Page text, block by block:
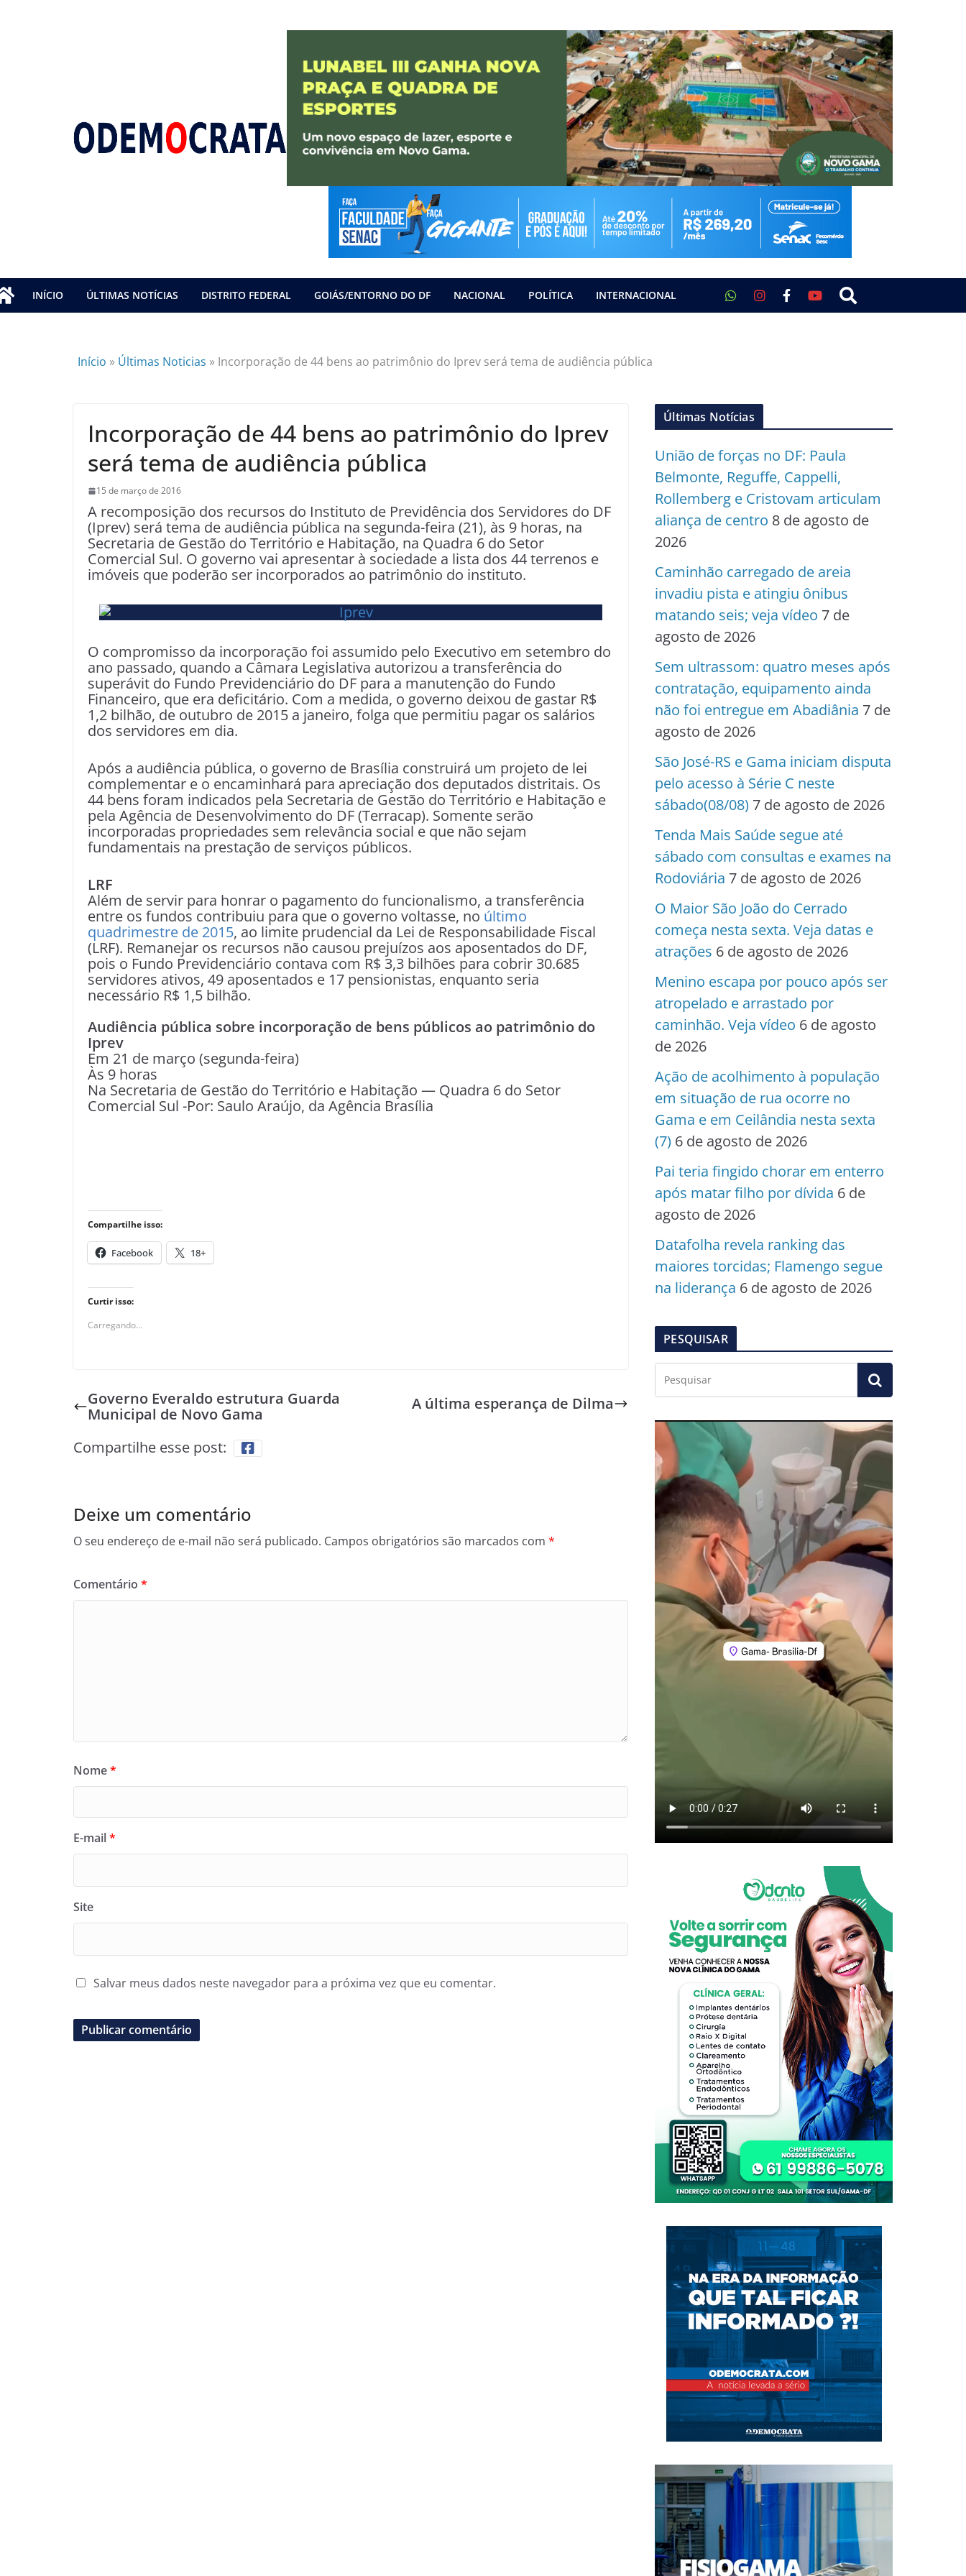
INÍCIO ÚLTIMAS NOTÍCIAS DISTRITO FEDERAL GOIÁS/ENTORNO DO DF NACIONAL POLÍTICA INTERNACIONAL
Início » Últimas Noticias » Incorporação de 44 bens ao patrimônio do Iprev será tema de audiência pública
Incorporação de 44 bens ao patrimônio do Iprev
será tema de audiência pública
15 de março de 2016
A recomposição dos recursos do Instituto de Previdência dos Servidores do DF
(Iprev) será tema de audiência pública na segunda-feira (21), às 9 horas, na
Secretaria de Gestão do Território e Habitação, na Quadra 6 do Setor
Comercial Sul. O governo vai apresentar à sociedade a lista dos 44 terrenos e
imóveis que poderão ser incorporados ao patrimônio do instituto.
O compromisso da incorporação foi assumido pelo Executivo em setembro do
ano passado, quando a Câmara Legislativa autorizou a transferência do
superávit do Fundo Previdenciário do DF para a manutenção do Fundo
Financeiro, que era deficitário. Com a medida, o governo deixou de gastar R$
1,2 bilhão, de outubro de 2015 a janeiro, folga que permitiu pagar os salários
dos servidores em dia.
Após a audiência pública, o governo de Brasília construirá um projeto de lei
complementar e o encaminhará para apreciação dos deputados distritais. Os
44 bens foram indicados pela Secretaria de Gestão do Território e Habitação e
pela Agência de Desenvolvimento do DF (Terracap). Somente serão
incorporadas propriedades sem relevância social e que não sejam
fundamentais na prestação de serviços públicos.
LRF
Além de servir para honrar o pagamento do funcionalismo, a transferência
entre os fundos contribuiu para que o governo voltasse, no último
quadrimestre de 2015, ao limite prudencial da Lei de Responsabilidade Fiscal
(LRF). Remanejar os recursos não causou prejuízos aos aposentados do DF,
pois o Fundo Previdenciário contava com R$ 3,3 bilhões para cobrir 30.685
servidores ativos, 49 aposentados e 17 pensionistas, enquanto seria
necessário R$ 1,5 bilhão.
Audiência pública sobre incorporação de bens públicos ao patrimônio do
Iprev
Em 21 de março (segunda-feira)
Às 9 horas
Na Secretaria de Gestão do Território e Habitação — Quadra 6 do Setor
Comercial Sul -Por: Saulo Araújo, da Agência Brasília
Compartilhe isso:
Facebook 18+
Curtir isso:
Carregando...
Governo Everaldo estrutura Guarda
Municipal de Novo Gama
A última esperança de Dilma
Compartilhe esse post:
Deixe um comentário
O seu endereço de e-mail não será publicado. Campos obrigatórios são marcados com *
Comentário *
Nome*
E-mail*
Site
Salvar meus dados neste navegador para a próxima vez que eu comentar.
Últimas Notícias
União de forças no DF: Paula
Belmonte, Reguffe, Cappelli,
Rollemberg e Cristovam articulam
aliança de centro 8 de agosto de
2026
Caminhão carregado de areia
invadiu pista e atingiu ônibus
matando seis; veja vídeo 7 de
agosto de 2026
Sem ultrassom: quatro meses após
contratação, equipamento ainda
não foi entregue em Abadiânia 7 de
agosto de 2026
São José-RS e Gama iniciam disputa
pelo acesso à Série C neste
sábado(08/08) 7 de agosto de 2026
Tenda Mais Saúde segue até
sábado com consultas e exames na
Rodoviária 7 de agosto de 2026
O Maior São João do Cerrado
começa nesta sexta. Veja datas e
atrações 6 de agosto de 2026
Menino escapa por pouco após ser
atropelado e arrastado por
caminhão. Veja vídeo 6 de agosto
de 2026
Ação de acolhimento à população
em situação de rua ocorre no
Gama e em Ceilândia nesta sexta
(7) 6 de agosto de 2026
Pai teria fingido chorar em enterro
após matar filho por dívida 6 de
agosto de 2026
Datafolha revela ranking das
maiores torcidas; Flamengo segue
na liderança 6 de agosto de 2026
PESQUISAR